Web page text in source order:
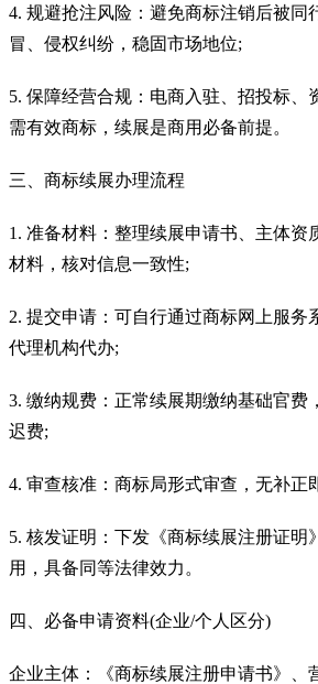
4. 规避抢注风险：避免商标注销后被同
冒、侵权纠纷，稳固市场地位;
5. 保障经营合规：电商入驻、招投标、
需有效商标，续展是商用必备前提。
三、商标续展办理流程
1. 准备材料：整理续展申请书、主体资
材料，核对信息一致性;
2. 提交申请：可自行通过商标网上服务
代理机构代办;
3. 缴纳规费：正常续展期缴纳基础官费
迟费;
4. 审查核准：商标局形式审查，无补正
5. 核发证明：下发《商标续展注册证明
用，具备同等法律效力。
四、必备申请资料(企业/个人区分)
企业主体：《商标续展注册申请书》、